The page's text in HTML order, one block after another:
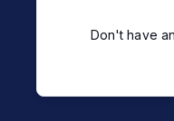
Don't have